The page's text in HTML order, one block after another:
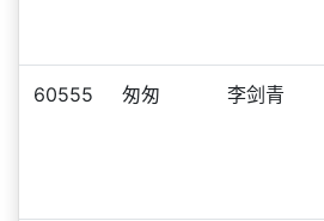
60555 匆匆 李剑青